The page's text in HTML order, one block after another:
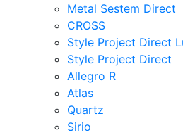
Metal Sestem Direct
CROSS
Style Project Direct
Style Project Direct
Allegro R
Atlas
Quartz
Sirio